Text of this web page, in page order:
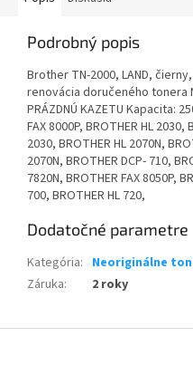
Podrobný popis
Brother TN-2000, LAND,
renovácia doručeného tonera
PRÁZDNÚ KAZETU Kapacita:
FAX 8000P, BROTHER HL 2030,
2030, BROTHER HL 2070N,
2070N, BROTHER DCP- 710,
7820N, BROTHER FAX 8050P,
700, BROTHER HL 720,
Dodatočné parametre
Kategória: Neoriginálne
Záruka: 2 roky